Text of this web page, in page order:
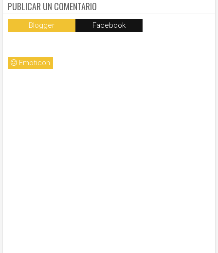
PUBLICAR UN COMENTARIO
Blogger Facebook
Emoticon